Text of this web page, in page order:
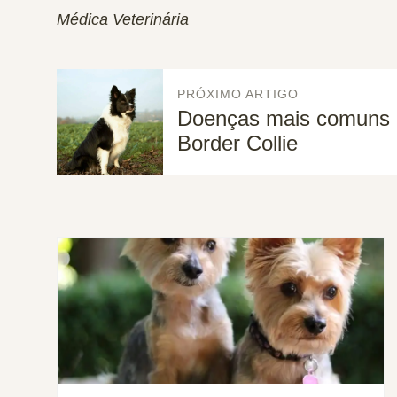
Médica Veterinária
PRÓXIMO ARTIGO
Doenças mais comuns
Border Collie